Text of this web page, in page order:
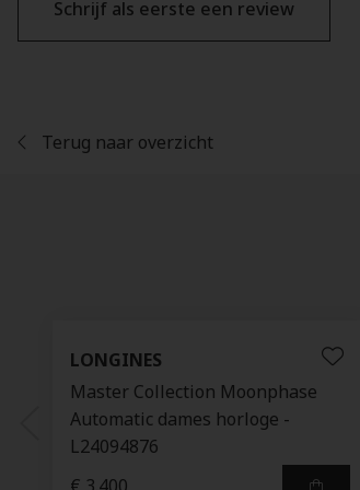
Schrijf als eerste een review
Terug naar overzicht
LONGINES
Master Collection Moonphase
Automatic dames horloge -
L24094876